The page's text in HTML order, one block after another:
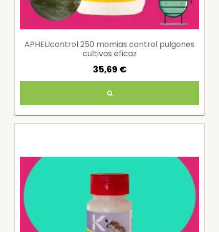
APHELIcontrol 250 momias control pulgones
cultivos eficaz
35,69 €